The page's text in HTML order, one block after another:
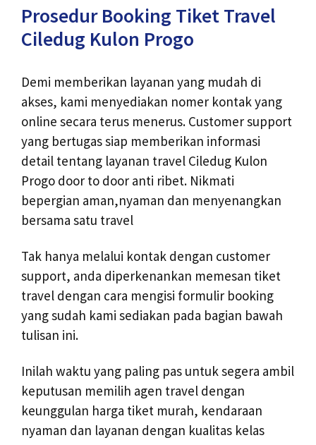
Prosedur Booking Tiket Travel
Ciledug Kulon Progo
Demi memberikan layanan yang mudah di
akses, kami menyediakan nomer kontak yang
online secara terus menerus. Customer support
yang bertugas siap memberikan informasi
detail tentang layanan travel Ciledug Kulon
Progo door to door anti ribet. Nikmati
bepergian aman,nyaman dan menyenangkan
bersama satu travel
Tak hanya melalui kontak dengan customer
support, anda diperkenankan memesan tiket
travel dengan cara mengisi formulir booking
yang sudah kami sediakan pada bagian bawah
tulisan ini.
Inilah waktu yang paling pas untuk segera ambil
keputusan memilih agen travel dengan
keunggulan harga tiket murah, kendaraan
nyaman dan layanan dengan kualitas kelas